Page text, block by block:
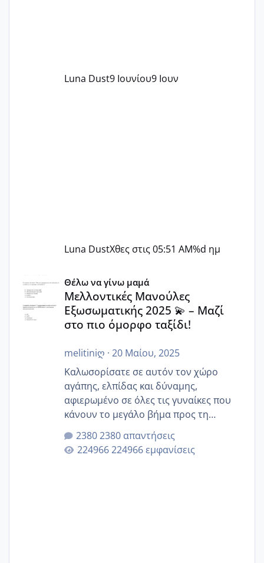
Luna Dust9 Ιουνίου9 Ιουν
Luna DustΧθες στις 05:51 AM%d ημ
Μελλοντικές Μανούλες Εξωσωματικής 2025 💫 – Μαζί
Θέλω να γίνω μαμά
Μελλοντικές Μανούλες
Εξωσωματικής 2025 💫 – Μαζί
στο πιο όμορφο ταξίδι!
melitiniღ · 20 Μαίου, 2025
Καλωσορίσατε σε αυτόν τον χώρο
αγάπης, ελπίδας και δύναμης,
αφιερωμένο σε όλες τις γυναίκες που
κάνουν το μεγάλο βήμα προς τη
μητρότητα μέσω εξωσωματικής το 2025.
Εδώ θα μοιραστούμε αγωνίες, χαρές,
εμπειρίες και κάθε μικρή ή μεγάλη
2380 απαντήσεις
224966 εμφανίσεις